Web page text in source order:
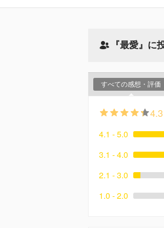
『最愛』に
すべての感想・評価
4.3
4.1 - 5.0
3.1 - 4.0
2.1 - 3.0
1.0 - 2.0